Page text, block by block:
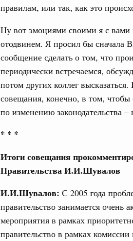
правилам, или так, как это
Ну вот эмоциями своими я с вами
отодвинем. Я просил бы сначала
сообщение сделать о том, что
периодически встречаемся,
потом других коллег
совещания, конечно, в том,
по изменению законодательства
* * *
Итоги совещания
Правительства И.И.Шувалов
И.И.Шувалов: С 2005 года
правительство занимается
мероприятия в рамках
правительство в рамках